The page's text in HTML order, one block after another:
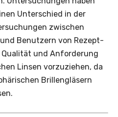
Unterschied in der
zwischen
Benutzern von ­Rezept-
und Anforderung
Linsen vorzuziehen, da
Brillengläsern